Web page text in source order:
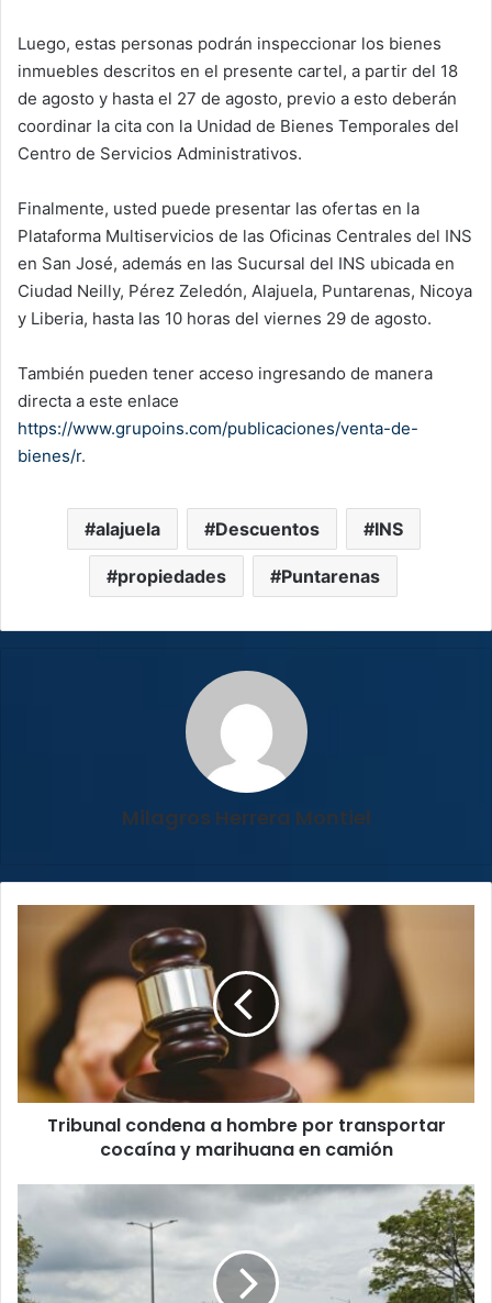
Luego, estas personas podrán inspeccionar los bienes
inmuebles descritos en el presente cartel, a partir del 18
de agosto y hasta el 27 de agosto, previo a esto deberán
coordinar la cita con la Unidad de Bienes Temporales del
Centro de Servicios Administrativos.
Finalmente, usted puede presentar las ofertas en la
Plataforma Multiservicios de las Oficinas Centrales del INS
en San José, además en las Sucursal del INS ubicada en
Ciudad Neilly, Pérez Zeledón, Alajuela, Puntarenas, Nicoya
y Liberia, hasta las 10 horas del viernes 29 de agosto.
También pueden tener acceso ingresando de manera
directa a este enlace
https://www.grupoins.com/publicaciones/venta-de-
bienes/r.
alajuela Descuentos INS
propiedades Puntarenas
Milagros Herrera Montiel
condena
transportar
cocaína
marihuana
Tribunal condena a hombre por transportar
cocaína y marihuana en camión
27
tendrá
reversibilidad
el